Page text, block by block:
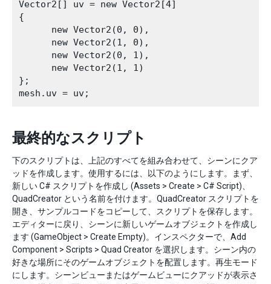
Vector2[] uv = new Vector2[4]
{
      new Vector2(0, 0),
      new Vector2(1, 0),
      new Vector2(0, 1),
      new Vector2(1, 1)
};
最終的なスクリプト
下のスクリプトは、上記のすべてを組み合わせて、シーンにクア
ッドを作成します。使用するには、以下のようにします。まず、
新しい C# スクリプトを作成し (Assets > Create > C# Script)、
QuadCreator という名前を付けます。QuadCreator スクリプトを
開き、サンプルコードをコピーして、スクリプトを保存します。
エディターに戻り、シーンに新しいゲームオブジェクトを作成し
ます (GameObject > Create Empty)。インスペクターで、Add
Component > Scripts > Quad Creator を選択します。シーン内の
好きな場所にそのゲームオブジェクトを配置します。再生モード
にします。シーンビューまたはゲームビューにクアッドが表示さ